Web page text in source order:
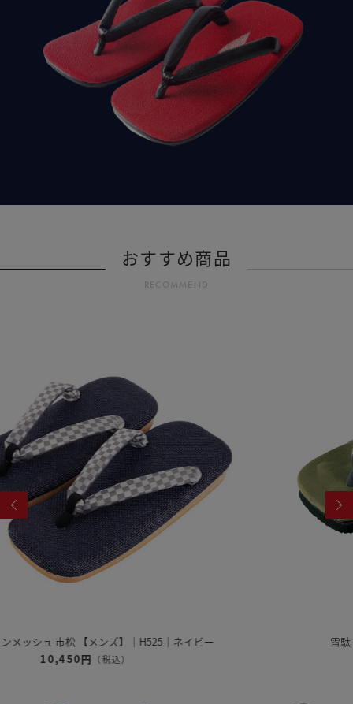
おすすめ商品
RECOMMEND
雪駄 奈良大和 緑茶染め 【レディース】｜R1162